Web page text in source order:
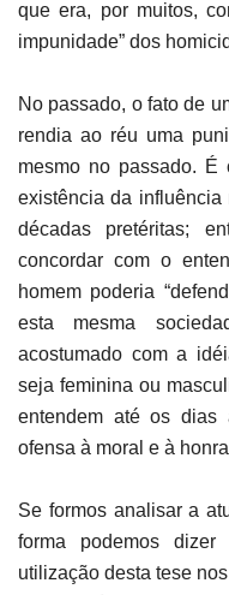
que era, por muitos,
impunidade” dos
No passado, o fato de
rendia ao réu uma
mesmo no passado. É
existência da
décadas pretéritas;
concordar com o
homem poderia
esta mesma
acostumado com a
seja feminina ou
entendem até os dias
ofensa à moral e à
Se formos analisar a
forma podemos
utilização desta tese